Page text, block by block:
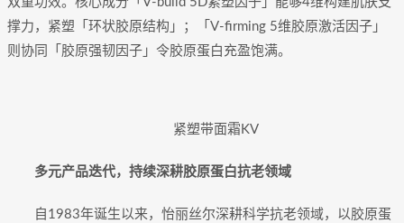
撑力，紧塑「环状胶原结构」；「V-firming 5维胶原激活因子」
则协同「胶原强韧因子」令胶原蛋白充盈饱满。
紧塑带面霜KV
多元产品迭代，持续深耕胶原蛋白抗老领域
自1983年诞生以来，怡丽丝尔深耕科学抗老领域，以胶原蛋